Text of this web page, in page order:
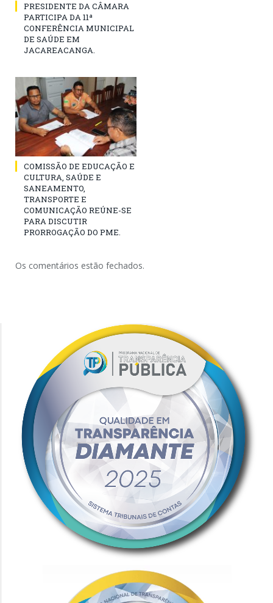
PRESIDENTE DA CÂMARA
PARTICIPA DA 11ª
CONFERÊNCIA MUNICIPAL
DE SAÚDE EM
JACAREACANGA.
COMISSÃO DE EDUCAÇÃO E
CULTURA, SAÚDE E
SANEAMENTO,
TRANSPORTE E
COMUNICAÇÃO REÚNE-SE
PARA DISCUTIR
PRORROGAÇÃO DO PME.
Os comentários estão fechados.